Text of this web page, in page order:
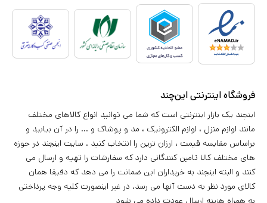
فروشگاه اینترنتی این‌چند
اینچند یک بازار اینترنتی است که شما می توانید انواع کالاهای مختلف
مانند لوازم منزل ، لوازم الکترونیک ، مد و پوشاک و ... را در آن بیابید و
براساس مقایسه قیمت ، ارزان ترین را انتخاب کنید . سایت اینچند در حوزه
های مختلف کالا تامین کنندگانی دارد که سفارشات را تهیه و ارسال می
کنند و البته اینچند به خریداران این ضمانت را می دهد که دقیقا همان
کالای مورد نظر به دست آنها می رسد. در غیر اینصورت کلیه وجه پرداختی
به همراه هزینه ارسال عودت داده می شود